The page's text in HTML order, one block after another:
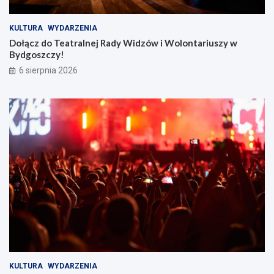
u
s
z
y
w
B
y
o
s
z
c
z
y
!
KULTURA WYDARZENIA
Dołącz do Teatralnej Rady Widzów i Wolontariuszy w
Bydgoszczy!
6 sierpnia 2026
KULTURA WYDARZENIA